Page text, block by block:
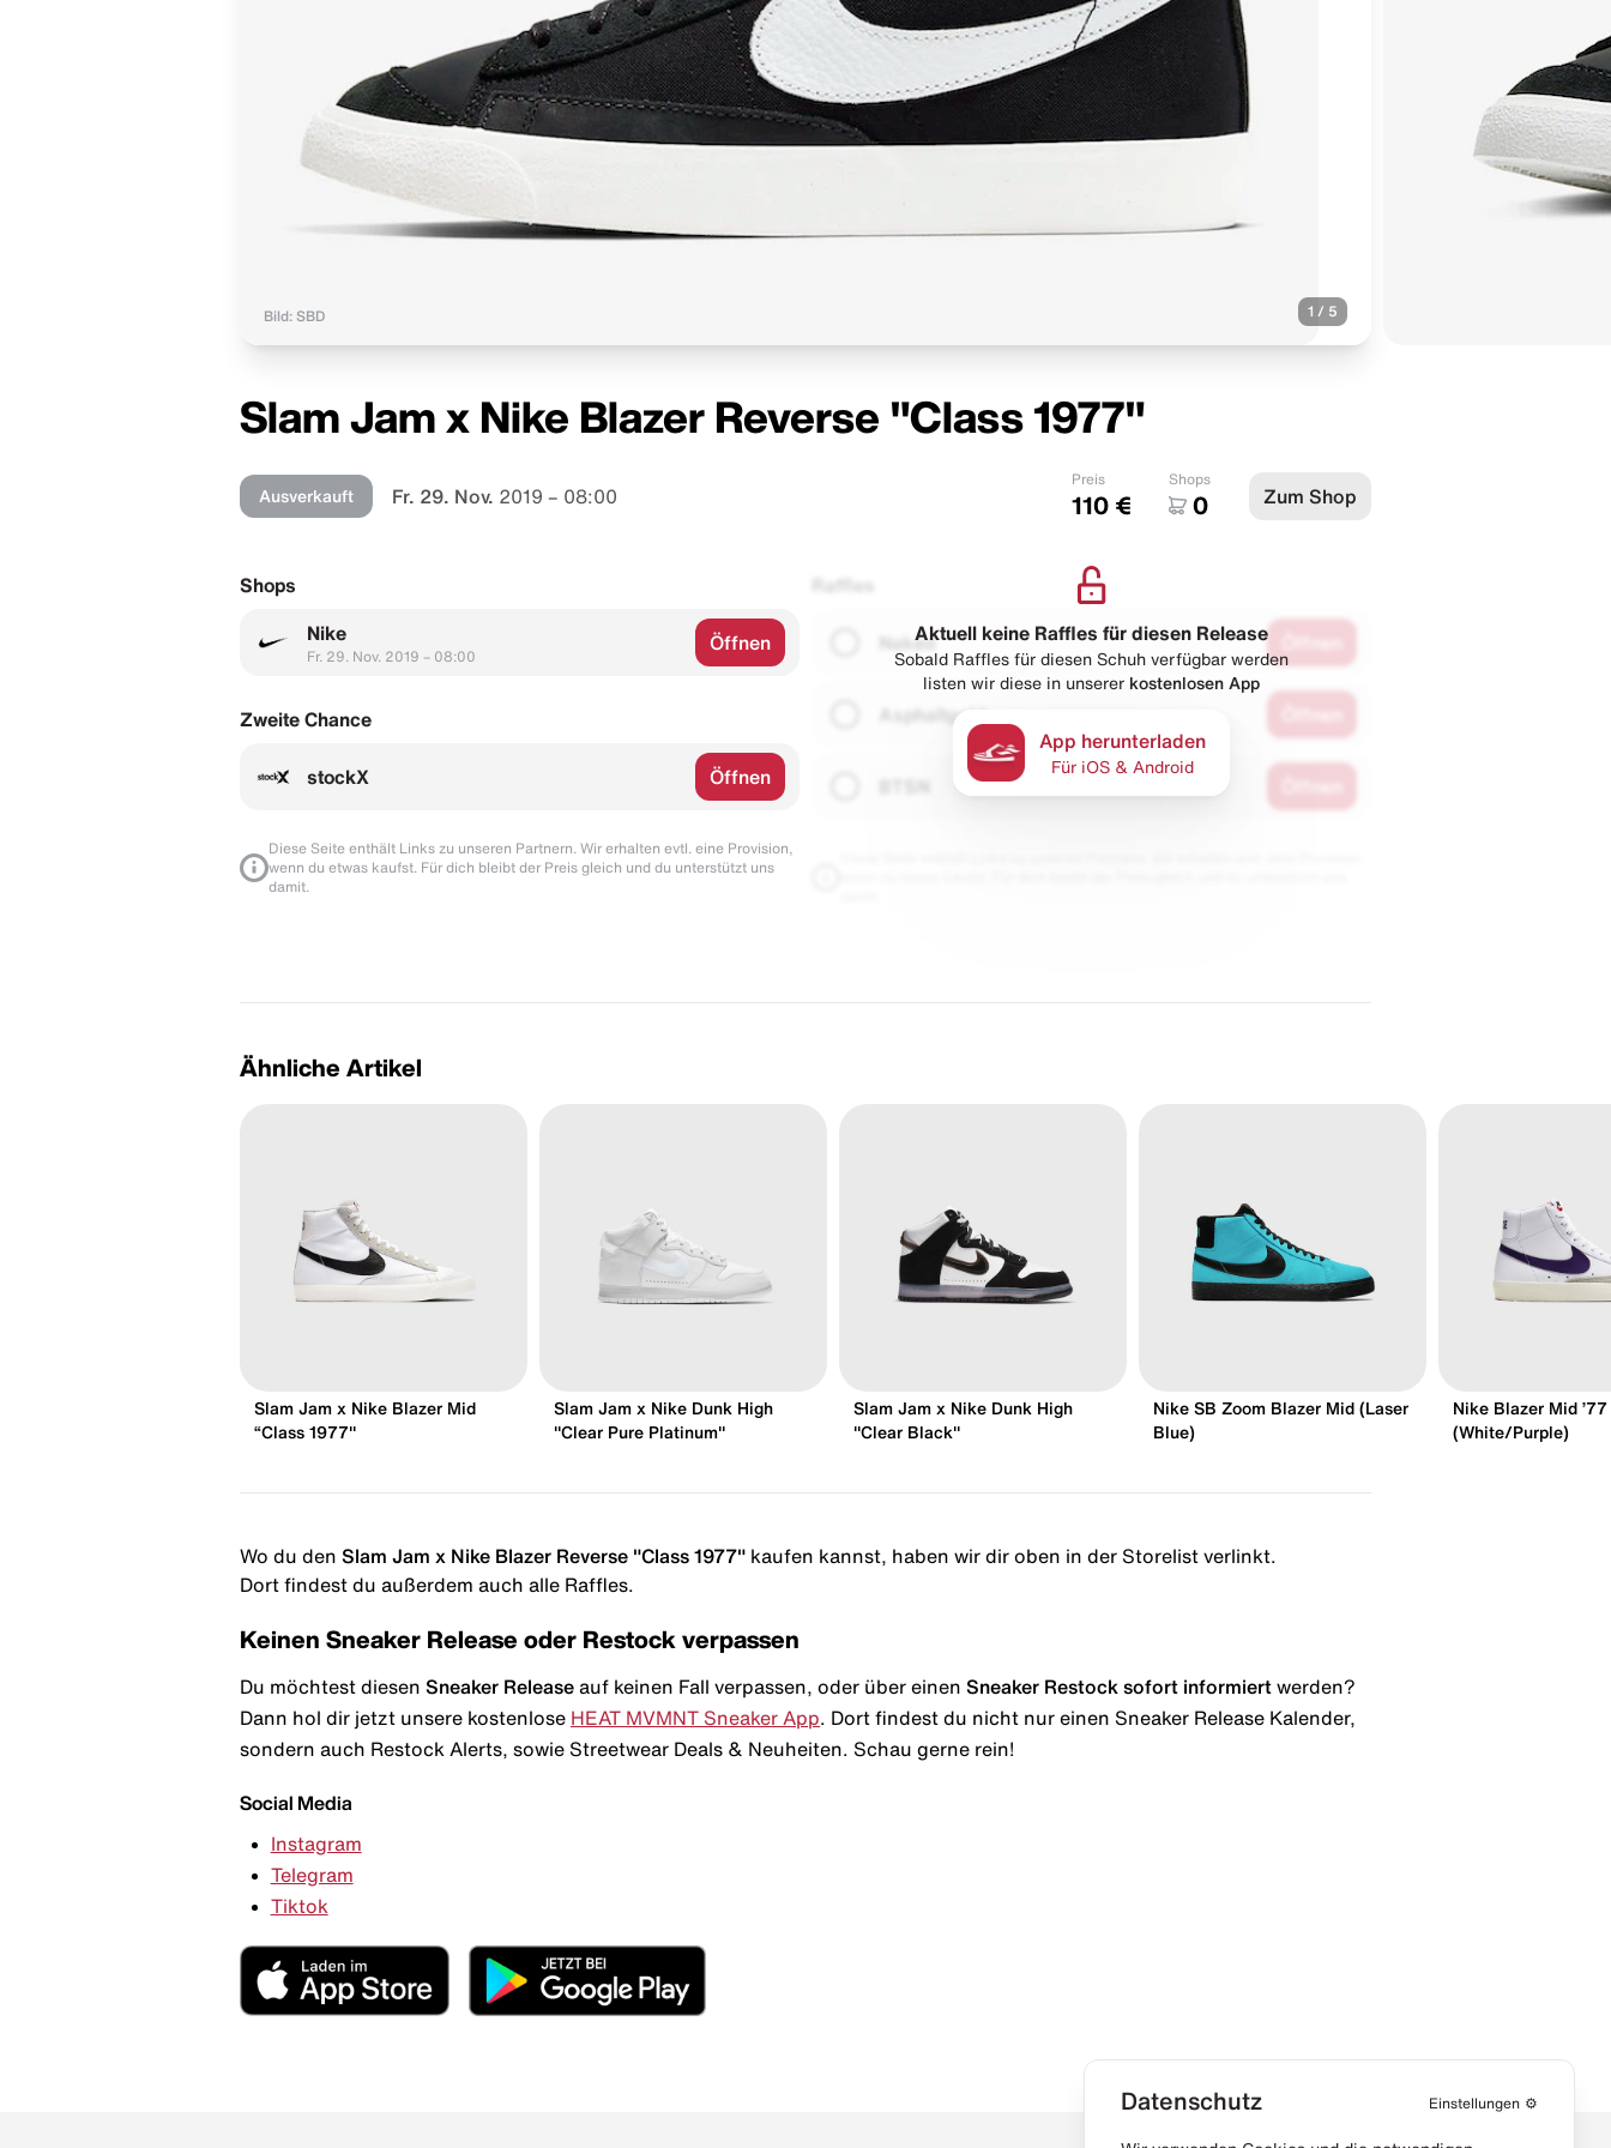
Bild: SBD 1 / 5
Slam Jam x Nike Blazer Reverse "Class 1977"
Ausverkauft Fr. 29. Nov. 2019 – 08:00
Preis
110 €
Shops
0 Zum Shop
Shops
Nike
Fr. 29. Nov. 2019 – 08:00
Öffnen
Zweite Chance
stockX Öffnen
Diese Seite enthält Links zu unseren Partnern. Wir erhalten evtl. eine Provision,
wenn du etwas kaufst. Für dich bleibt der Preis gleich und du unterstützt uns
damit.
Raffles
Naked
Asphaltgold
Aktuell keine Raffles für diesen Release
Sobald Raffles für diesen Schuh verfügbar werden
listen wir diese in unserer kostenlosen App
App herunterladen
Für iOS & Android
Ähnliche Artikel
Slam Jam x Nike Blazer Mid
“Class 1977"
Slam Jam x Nike Dunk High
"Clear Pure Platinum"
Slam Jam x Nike Dunk High
"Clear Black"
Nike SB Zoom Blazer Mid (Laser
Blue)
Nike Blazer Mid
(White/Purple)
Wo du den Slam Jam x Nike Blazer Reverse "Class 1977" kaufen kannst, haben wir dir oben in der Storelist verlinkt.
Dort findest du außerdem auch alle Raffles.
Keinen Sneaker Release oder Restock verpassen
Du möchtest diesen Sneaker Release auf keinen Fall verpassen, oder über einen Sneaker Restock sofort informiert werden?
Dann hol dir jetzt unsere kostenlose HEAT MVMNT Sneaker App . Dort findest du nicht nur einen Sneaker Release Kalender,
sondern auch Restock Alerts, sowie Streetwear Deals & Neuheiten. Schau gerne rein!
Social Media
Instagram
Telegram
Tiktok
Datenschutz Einstellungen ⚙️